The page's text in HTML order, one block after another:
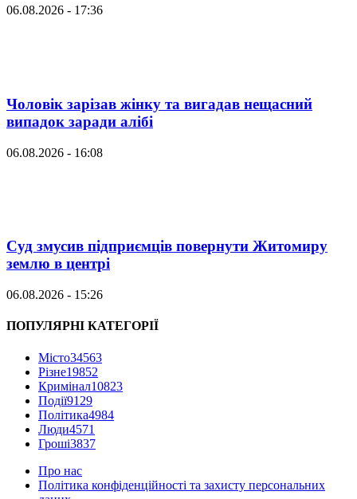
06.08.2026 - 17:36
Чоловік зарізав жінку та вигадав нещасний
випадок заради алібі
06.08.2026 - 16:08
Суд змусив підприємців повернути Житомиру
землю в центрі
06.08.2026 - 15:26
ПОПУЛЯРНІ КАТЕГОРІЇ
Місто34563
Різне19852
Кримінал10823
Події9129
Політика4984
Люди4571
Гроші3837
Про нас
Політика конфіденційності та захисту персональних